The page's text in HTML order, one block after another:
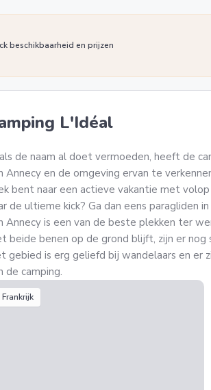
beschikbaarheid en prijzen
L'Idéal
de naam al doet vermoeden, heeft de
Annecy en de omgeving ervan te
bent naar een actieve vakantie met
de ultieme kick? Ga dan eens paragliden
Annecy is een van de beste plekken ter
beide benen op de grond blijft, zijn er
gebied is erg geliefd bij wandelaars en er
de camping.
Frankrijk